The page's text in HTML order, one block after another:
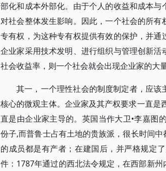
部化和成本外部化。由于个人的收益和成本
对社会整体发生影响。因此，一个社会的所
专有权，为这种专有权提供有效的保护，并
企业家采用技术发明、进行组织与管理创新
社会收益率，则一个社会就会出现企业家的大量
其一，一个理性社会的制度制定者，应
核心的微观主体。企业家及其产权要求一直
直是由企业家主导的。英国当作大卫•李嘉
份子,而普鲁士占有土地的贵族派，很长时间
的成员都是有产者；在建国后，并严格规定
件：1787年通过的西北法令规定，在西部新